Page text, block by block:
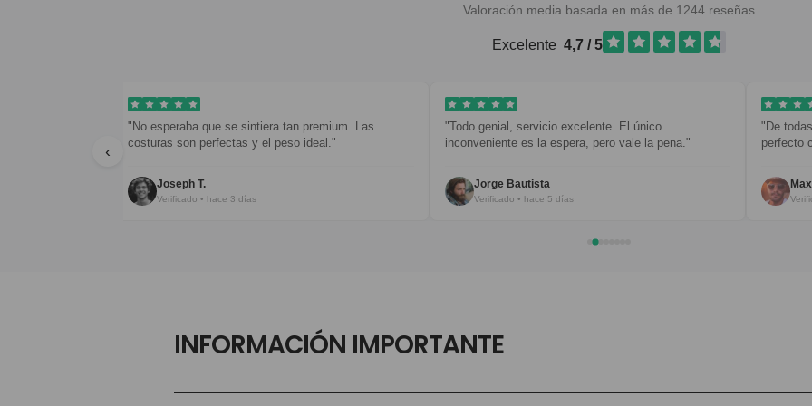
Valoración media basada en más de 1244 reseñas
Excelente 4,7 / 5
‹
"No esperaba que se sintiera tan premium. Las
costuras son perfectas y el peso ideal."
Joseph T.
Verificado • hace 3 días
"Todo genial, servicio excelente. El único
inconveniente es la espera, pero vale la pena."
Jorge Bautista
Verificado • hace 5 días
"De todas mis
perfecto con
Maxim B.
Verificado •
INFORMACIÓN IMPORTANTE